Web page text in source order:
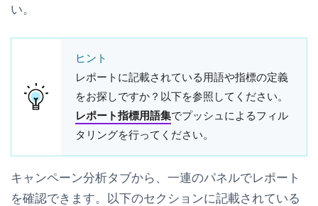
い。
ヒント
レポートに記載されている用語や指標の定義
をお探しですか？以下を参照してください。
レポート指標用語集でプッシュによるフィル
タリングを行ってください。
キャンペーン分析タブから、一連のパネルでレポート
を確認できます。以下のセクションに記載されている